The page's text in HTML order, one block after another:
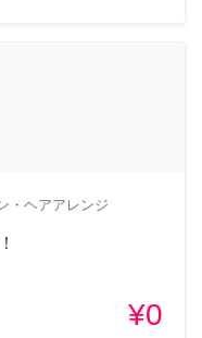
・ヘアアレンジ
¥0